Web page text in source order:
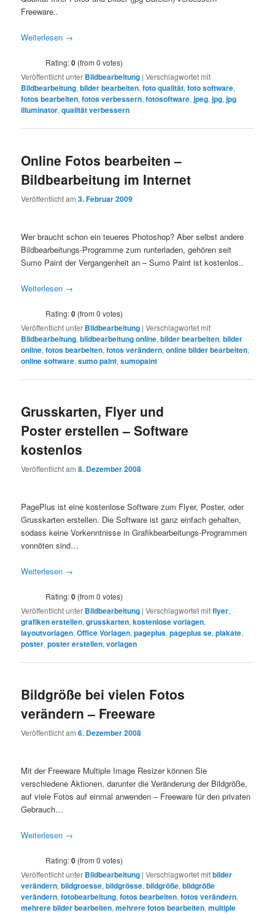
Freeware..
Weiterlesen →
Rating:0 (from 0 votes)
Veröffentlicht unter Bildbearbeitung |Verschlagwortet mit
Bildbearbeitung,bilder bearbeiten,foto qualität,foto software,
fotos bearbeiten,fotos verbessern,fotosoftware,jpeg,jpg,jpg
illuminator,qualität verbessern
Online Fotos bearbeiten –
Bildbearbeitung im Internet
Veröffentlicht am3. Februar 2009
Wer braucht schon ein teueres Photoshop? Aber selbst andere
Bildbearbeitungs-Programme zum runterladen, gehören seit
Sumo Paint der Vergangenheit an – Sumo Paint ist kostenlos..
Weiterlesen →
Rating:0 (from 0 votes)
Veröffentlicht unter Bildbearbeitung |Verschlagwortet mit
Bildbearbeitung,bildbearbeitung online,bilder bearbeiten,bilder
online,fotos bearbeiten,fotos verändern,online bilder bearbeiten,
online software,sumo paint,sumopaint
Grusskarten, Flyer und
Poster erstellen – Software
kostenlos
Veröffentlicht am8. Dezember 2008
PagePlus ist eine kostenlose Software zum Flyer, Poster, oder
Grusskarten erstellen. Die Software ist ganz einfach gehalten,
sodass keine Vorkenntnisse in Grafikbearbeitungs-Programmen
vonnöten sind…
Weiterlesen →
Rating:0 (from 0 votes)
Veröffentlicht unter Bildbearbeitung |Verschlagwortet mitflyer,
grafiken erstellen,grusskarten,kostenlose vorlagen,
layoutvorlagen,Office Vorlagen,pageplus,pageplus se,plakate,
poster,poster erstellen,vorlagen
Bildgröße bei vielen Fotos
verändern – Freeware
Veröffentlicht am6. Dezember 2008
Mit der Freeware Multiple Image Resizer können Sie
verschiedene Aktionen, darunter die Veränderung der Bildgröße,
auf viele Fotos auf einmal anwenden – Freeware für den privaten
Gebrauch…
Weiterlesen →
Rating:0 (from 0 votes)
Veröffentlicht unter Bildbearbeitung |Verschlagwortet mitbilder
verändern,bildgroesse,bildgrösse,bildgröße,bildgröße
verändern,fotobearbeitung,fotos bearbeiten,fotos verändern,
mehrere bilder bearbeiten,mehrere fotos bearbeiten,multiple